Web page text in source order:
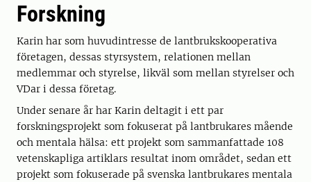
Forskning
Karin har som huvudintresse de lantbrukskooperativa
företagen, dessas styrsystem, relationen mellan
medlemmar och styrelse, likväl som mellan styrelser och
VDar i dessa företag.
Under senare år har Karin deltagit i ett par
forskningsprojekt som fokuserat på lantbrukares mående
och mentala hälsa: ett projekt som sammanfattade 108
vetenskapliga artiklars resultat inom området, sedan ett
projekt som fokuserade på svenska lantbrukares mentala